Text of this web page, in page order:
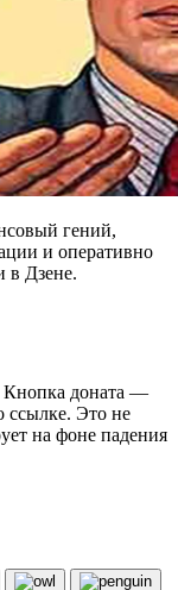
гений,
и оперативно
в Дзене.
Кнопка доната —
ссылке. Это не
на фоне падения